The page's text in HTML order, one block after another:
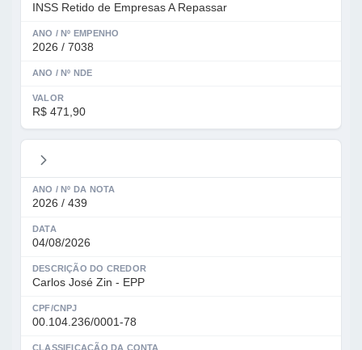
INSS Retido de Empresas A Repassar
ANO / Nº EMPENHO
2026 / 7038
ANO / Nº NDE
VALOR
R$ 471,90
ANO / Nº DA NOTA
2026 / 439
DATA
04/08/2026
DESCRIÇÃO DO CREDOR
Carlos José Zin - EPP
CPF/CNPJ
00.104.236/0001-78
CLASSIFICAÇÃO DA CONTA